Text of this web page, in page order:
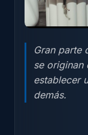
Gran parte
se originan
establecer
demás.